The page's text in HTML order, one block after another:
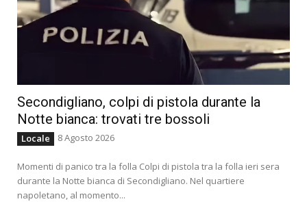
Secondigliano, colpi di pistola durante la
Notte bianca: trovati tre bossoli
Locale 8 Agosto 2026
Momenti di panico tra la folla Colpi di pistola tra la folla ieri sera
durante la Notte bianca di Secondigliano. Nel quartiere
napoletano, al momento...